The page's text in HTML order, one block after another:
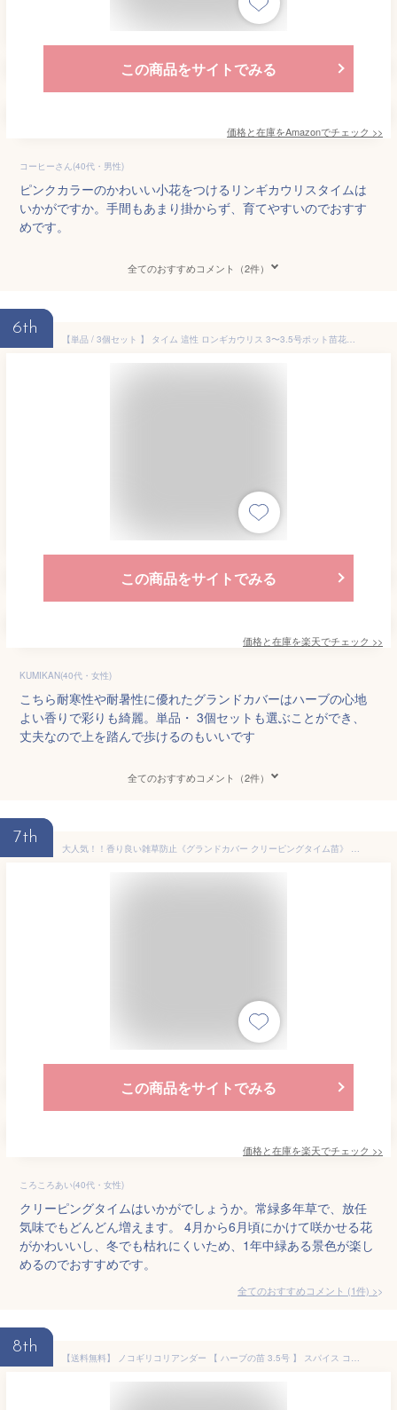
この商品をサイトでみる
価格と在庫をAmazonでチェック >>
コーヒーさん(40代・男性)
ピンクカラーのかわいい小花をつけるリンギカウリスタイムは
いかがですか。手間もあまり掛からず、育てやすいのでおすす
めです。
全てのおすすめコメント（2件）
6th
【単品 / 3個セット 】 タイム 這性 ロンギカウリス 3〜3.5号ポット苗花苗 多年草 宿根草 グランドカバー イングリッシュガーデン 香り ハーブ ハーブ苗 耐寒性 耐暑性 ピンク 香り クリーピングタイム 花壇
この商品をサイトでみる
価格と在庫を楽天でチェック >>
KUMIKAN(40代・女性)
こちら耐寒性や耐暑性に優れたグランドカバーはハーブの心地
よい香りで彩りも綺麗。単品・ 3個セットも選ぶことができ、
丈夫なので上を踏んで歩けるのもいいです
全てのおすすめコメント（2件）
7th
大人気！！香り良い雑草防止《グランドカバー クリーピングタイム苗》 3株 / 5株 / 10株 ハーブ苗
この商品をサイトでみる
価格と在庫を楽天でチェック >>
ころころあい(40代・女性)
クリーピングタイムはいかがでしょうか。常緑多年草で、放任
気味でもどんどん増えます。 4月から6月頃にかけて咲かせる花
がかわいいし、冬でも枯れにくいため、1年中緑ある景色が楽し
めるのでおすすめです。
全てのおすすめコメント (1件) >
8th
【送料無料】 ノコギリコリアンダー 【 ハーブの苗 3.5号 】 スパイス コリアンダーシード パクチー シャンツァイピクルス coriander herb 庭植え 鉢植え プランター グランドカバー グラウンドカバー